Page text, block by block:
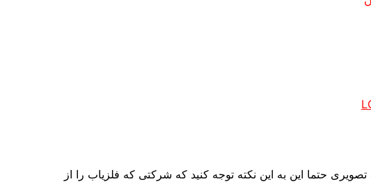
حتما این به این نکته توجه کنید که شرکتی که فلزیاب را از